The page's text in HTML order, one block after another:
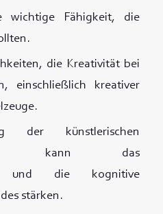
wichtige Fähigkeit, die
die Kreativität bei
einschließlich kreativer
der künstlerischen
kann das
und die kognitive
stärken.